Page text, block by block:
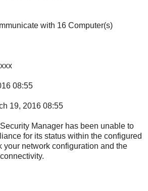
with 16 Computer(s)
08:55
19, 2016 08:55
Manager has been unable to
for its status within the configured
your network configuration and the